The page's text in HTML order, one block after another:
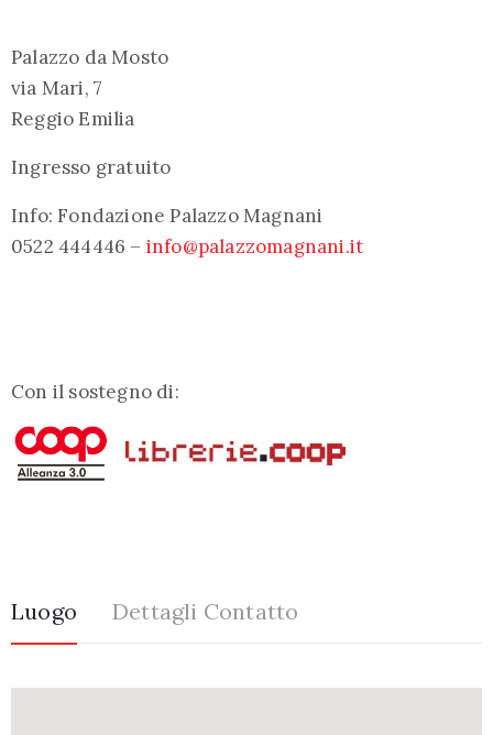
Palazzo da Mosto
via Mari, 7
Reggio Emilia
Ingresso gratuito
Info: Fondazione Palazzo Magnani
0522 444446 – info@palazzomagnani.it
Con il sostegno di:
Luogo Dettagli Contatto